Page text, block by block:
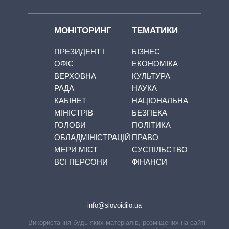
МОНІТОРИНГ
ПРЕЗИДЕНТ І
ОФІС
ВЕРХОВНА
РАДА
КАБІНЕТ
МІНІСТРІВ
ГОЛОВИ
ОБЛАДМІНІСТРАЦІЙ
МЕРИ МІСТ
ВСІ ПЕРСОНИ
ТЕМАТИКИ
БІЗНЕС
ЕКОНОМІКА
КУЛЬТУРА
НАУКА
НАЦІОНАЛЬНА
БЕЗПЕКА
ПОЛІТИКА
ПРАВО
СУСПІЛЬСТВО
ФІНАНСИ
info@slovoidilo.ua
Використання будь-яких матеріалів, розміщених на сайті,